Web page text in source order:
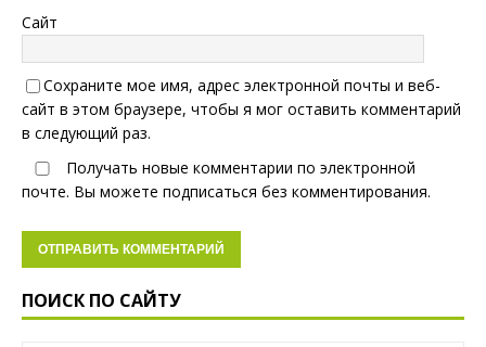
Сайт
Сохраните мое имя, адрес электронной почты и веб-
сайт в этом браузере, чтобы я мог оставить комментарий
в следующий раз.
Получать новые комментарии по электронной
почте. Вы можете подписаться без комментирования.
ПОИСК ПО САЙТУ